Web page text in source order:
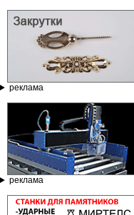
реклама
реклама
ГРАВИРОВАЛЬНЫЕ И